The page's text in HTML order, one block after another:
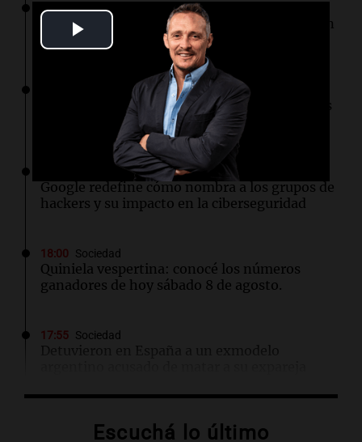
18:05 Deportes
Los Pumas no logran vencer a Sudáfrica en un
intenso partido en el José Amalfitani
OpenAI adquiere la startup de presentaciones
NextSlide para potenciar ChatGPT
Google redefine cómo nombra a los grupos de
hackers y su impacto en la ciberseguridad
18:00 Sociedad
Quiniela vespertina: conocé los números
ganadores de hoy sábado 8 de agosto.
17:55 Sociedad
Detuvieron en España a un exmodelo
El impactante momento en que un terremoto
Escuchá lo último